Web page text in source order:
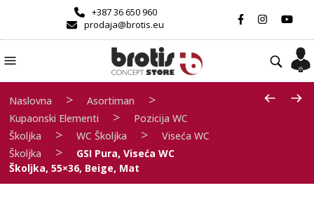
+387 36 650 960
prodaja@brotis.eu
Naslovna > Asortiman >
Kupaonski Elementi >
Pozicija WC
Školjka
> WC Školjka >
Viseća WC
Školjka
>
GSI Pura, Viseća WC
Školjka, 55×36, Beige, Mat